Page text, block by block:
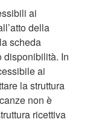
ai
della
scheda
disponibilità. In
ai
la struttura
non è
ricettiva